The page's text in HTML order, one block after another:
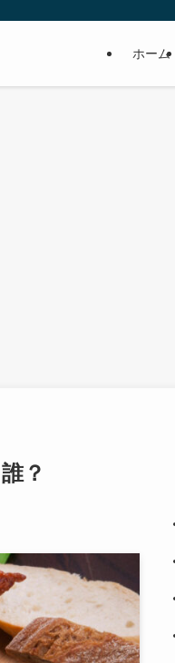
ホーム
？